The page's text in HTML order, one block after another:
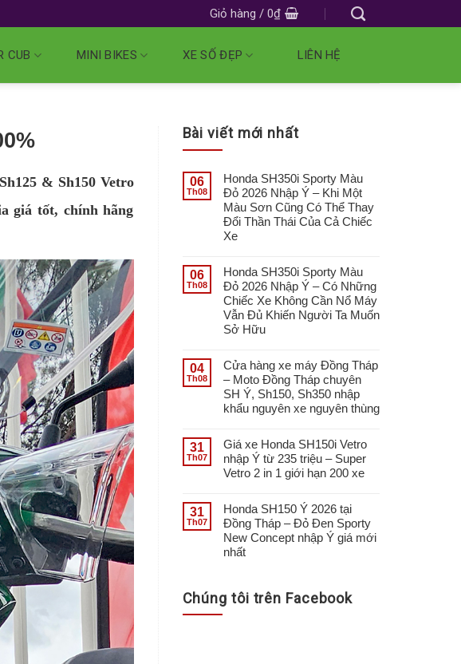
Giỏ hàng / 0₫
CUB MINI BIKES XE SỐ ĐẸP LIÊN HỆ
& Sh150 Vetro
giá tốt, chính hãng
Bài viết mới nhất
06
Th08
Honda SH350i Sporty Màu
Đỏ 2026 Nhập Ý – Khi Một
Màu Sơn Cũng Có Thể Thay
Đổi Thần Thái Của Cả Chiếc
Xe
06
Th08
Honda SH350i Sporty Màu
Đỏ 2026 Nhập Ý – Có Những
Chiếc Xe Không Cần Nổ Máy
Vẫn Đủ Khiến Người Ta Muốn
Sở Hữu
04
Th08
Cửa hàng xe máy Đồng Tháp
– Moto Đồng Tháp chuyên
SH Ý, Sh150, Sh350 nhập
khẩu nguyên xe nguyên thùng
31
Th07
Giá xe Honda SH150i Vetro
nhập Ý từ 235 triệu – Super
Vetro 2 in 1 giới hạn 200 xe
31
Th07
Honda SH150 Ý 2026 tại
Đồng Tháp – Đỏ Đen Sporty
New Concept nhập Ý giá mới
nhất
Chúng tôi trên Facebook